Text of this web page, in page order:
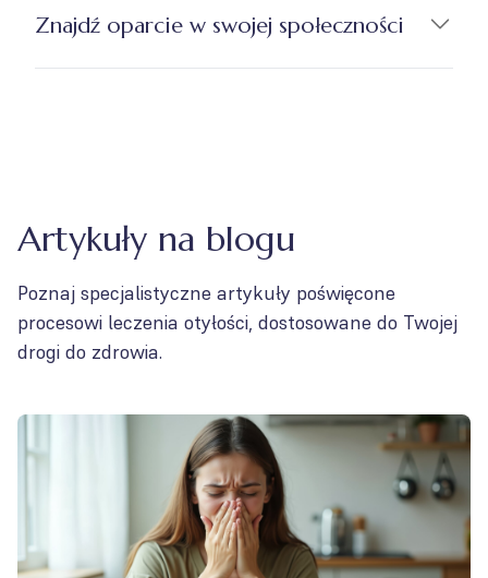
Znajdź oparcie w swojej społeczności
Artykuły na blogu
Poznaj specjalistyczne artykuły poświęcone
procesowi leczenia otyłości, dostosowane do Twojej
drogi do zdrowia.